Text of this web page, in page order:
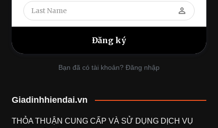
perm_identity
Bạn đã có tài khoản? Đăng nhập
Giadinhhiendai.vn
THỎA THUẬN CUNG CẤP VÀ SỬ DỤNG DỊCH VỤ